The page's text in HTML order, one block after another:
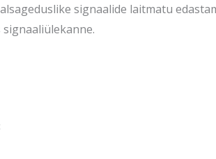
signaalide laitmatu